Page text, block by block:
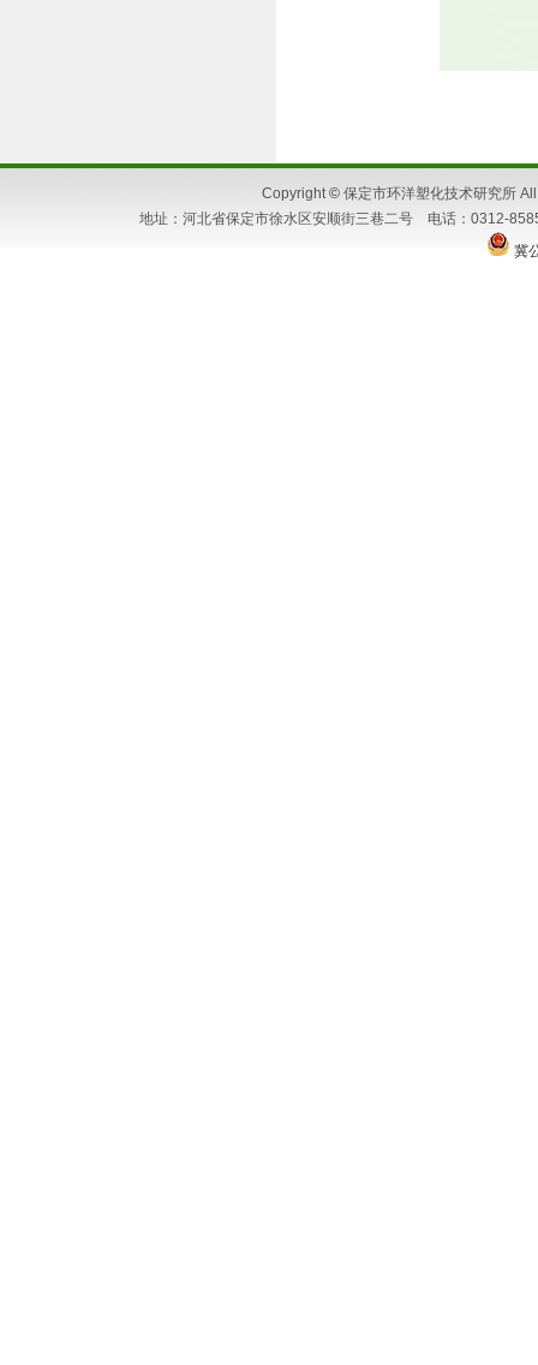
Copyright©保定市环洋塑化技术研究所
地址：河北省保定市徐水区安顺街三巷二号 电话：0312-
冀